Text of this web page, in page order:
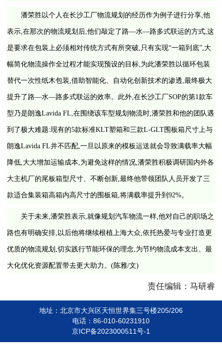
潘荣胜以个人在长沙工厂物流规划的经历作为例子进行分享,他
表示,在那次的物流规划后,他们敲定了路—水—路多式联运的方式,这
是要求在包装上必须相对传统方式有所突破,只有实现“一箱到底”,大
幅简化物流操作全过程才能实现预设的目标,为此潘荣胜以循环包装
替代一次性纸木包装,借助智能化、自动化创新技术的渗透,最终极大
提升了路—水—路多式联运的效率。此外,在长沙工厂SOP的第1款车
型乃是朗逸Lavida FL,在围绕该车型规划物流时,潘荣胜和他的团队遇
到了极大难题:现有的5款标准KLT塑箱和三款L-GLT围板箱尺寸上与
朗逸Lavida FL并不匹配,一旦以原来的模板运送就会导致满载率大幅
降低,大大增加运输成本,为避免这样的情况,潘荣胜积极调研国内外各
大主机厂的尾板箱型尺寸、不断创新,最终他带领团队人员开发了三
款适合集装箱高箱内高尺寸的围板箱,将满载率提升到92%。
关于未来,潘荣胜表示,就像规划汽车物流一样,他对自己的职场之
路也有明确安排,以后他将继续根植上海大众,依托热爱与专业打造更
优质的物流规划,切实践行节能环保的理念,为节约物流成本支出、最
大化优化资源配置带去更大助力。(陈雅/文)
责任编辑：马研睿
地址：北京市大兴区天恒世界集三号楼205/206
电话：86-010-60231910
京ICP备2023000511号-1